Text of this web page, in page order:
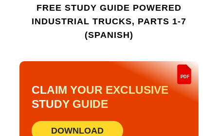
para garantizar el conocimiento de las
seguridad.
FREE STUDY GUIDE POWERED
INDUSTRIAL TRUCKS, PARTS 1-7
(SPANISH)
PDF
CLAIM YOUR EXCLUSIVE
STUDY GUIDE
DOWNLOAD